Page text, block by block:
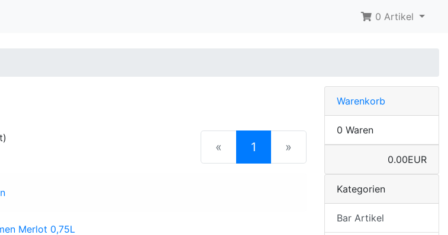
0 Artikel
« 1 (current)
»
Warenkorb
0 Waren
0.00EUR
Kategorien
Bar Artikel